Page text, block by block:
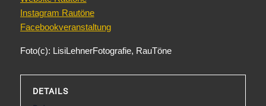
Instagram Rautöne
Facebookveranstaltung
Foto(c): LisiLehnerFotografie, RauTöne
DETAILS